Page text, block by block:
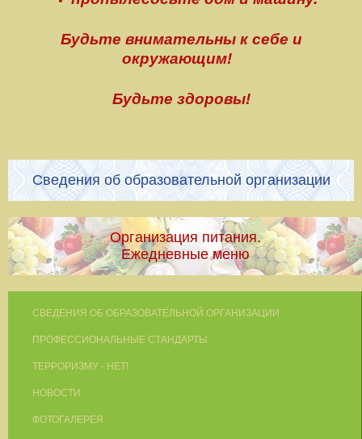
Будьте внимательны к себе и
окружающим!
Будьте здоровы!
Сведения об образовательной организации
Организация питания.
Ежедневные меню
СВЕДЕНИЯ ОБ ОБРАЗОВАТЕЛЬНОЙ ОРГАНИЗАЦИИ
ПРОФЕССИОНАЛЬНЫЕ СТАНДАРТЫ
ТЕРРОРИЗМУ - НЕТ!
НОВОСТИ
ФОТОГАЛЕРЕЯ